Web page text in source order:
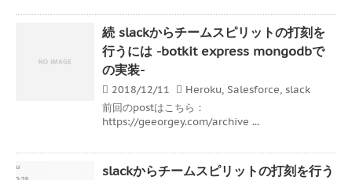
続 slackからチームスピリットの打刻を
行うには -botkit express mongodbで
の実装-
2018/12/11 Heroku, Salesforce, slack
前回のpostはこちら：
https://geeorgey.com/archive ...
slackからチームスピリットの打刻を行う